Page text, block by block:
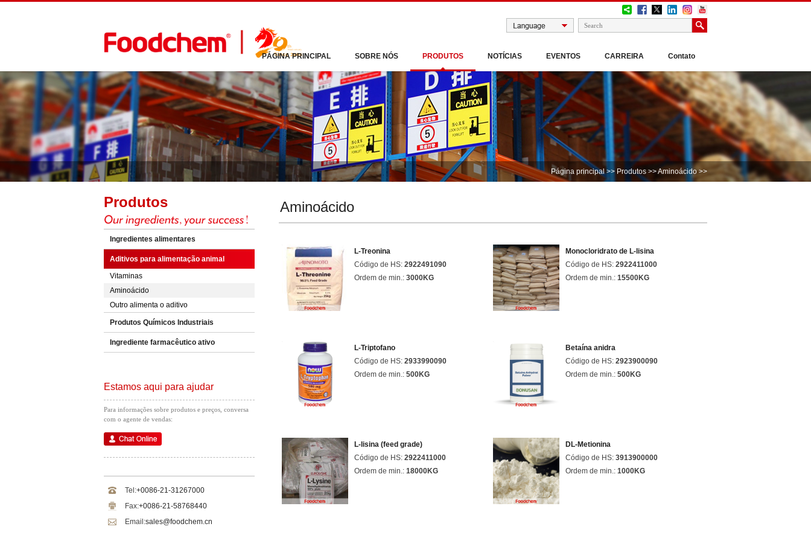
PÁGINA PRINCIPAL SOBRE NÓS PRODUTOS NOTÍCIAS EVENTOS CARREIRA Contato
Página principal>> Produtos >>Aminoácido>>
Produtos
Ingredientes alimentares
Aditivos para alimentação animal
Vitaminas
Aminoácido
Outro alimenta o aditivo
Produtos Químicos Industriais
Ingrediente farmacêutico ativo
Estamos aqui para ajudar
Para informações sobre produtos e preços, conversa
com o agente de vendas:
Tel:+0086-21-31267000
Fax:+0086-21-58768440
Email:sales@foodchem.cn
Aminoácido
L-Treonina
Código de HS: 2922491090
Ordem de min.: 3000KG
Monocloridrato de L-lisina
Código de HS: 2922411000
Ordem de min.: 15500KG
L-Triptofano
Código de HS: 2933990090
Ordem de min.: 500KG
Betaína anidra
Código de HS: 2923900090
Ordem de min.: 500KG
L-lisina (feed grade)
Código de HS: 2922411000
Ordem de min.: 18000KG
DL-Metionina
Código de HS: 3913900000
Ordem de min.: 1000KG